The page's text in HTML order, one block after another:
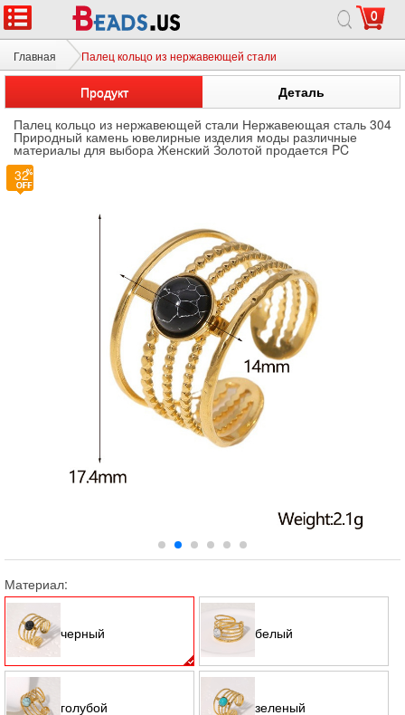
0
Главная Палец кольцо из нержавеющей стали
Продукт
Деталь
Палец кольцо из нержавеющей стали Нержавеющая сталь 304
Природный камень ювелирные изделия моды различные
материалы для выбора Женский Золотой продается PC
Материал:
черный белый
голубой зеленый